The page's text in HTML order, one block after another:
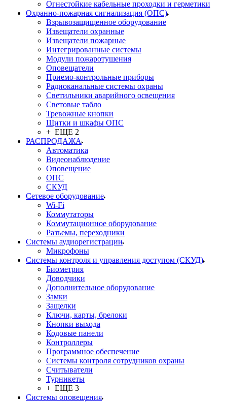
Огнестойкие кабельные проходки и герметики
Охранно-пожарная сигнализация (ОПС)
Взрывозащищенное оборудование
Извещатели охранные
Извещатели пожарные
Интегрированные системы
Модули пожаротушения
Оповещатели
Приемо-контрольные приборы
Радиоканальные системы охраны
Светильники аварийного освещения
Световые табло
Тревожные кнопки
Щитки и шкафы ОПС
+ ЕЩЕ 2
РАСПРОДАЖА
Автоматика
Видеонаблюдение
Оповещение
ОПС
СКУД
Сетевое оборудование
Wi-Fi
Коммутаторы
Коммутационное оборудование
Разъемы, переходники
Системы аудиорегистрации
Микрофоны
Системы контроля и управления доступом (СКУД)
Биометрия
Доводчики
Дополнительное оборудование
Замки
Защелки
Ключи, карты, брелоки
Кнопки выхода
Кодовые панели
Контроллеры
Программное обеспечение
Системы контроля сотрудников охраны
Считыватели
Турникеты
+ ЕЩЕ 3
Системы оповещения